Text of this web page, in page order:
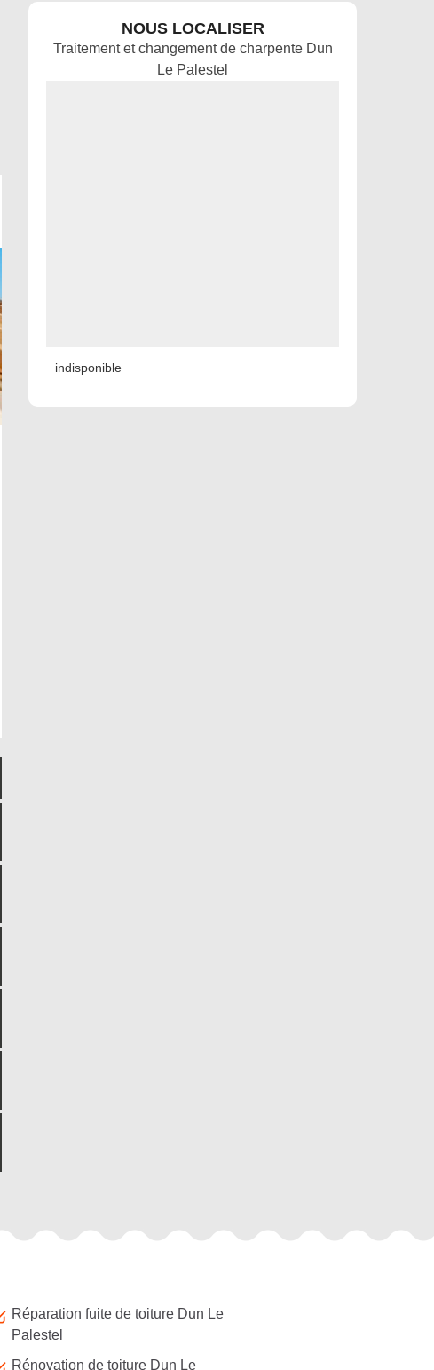
NOUS LOCALISER
Traitement et changement de charpente Dun
Le Palestel
indisponible
Réparation fuite de toiture Dun Le
Palestel
Rénovation de toiture Dun Le